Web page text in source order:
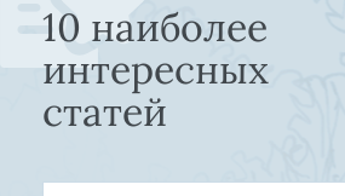
10 наиболее
интересных
статей